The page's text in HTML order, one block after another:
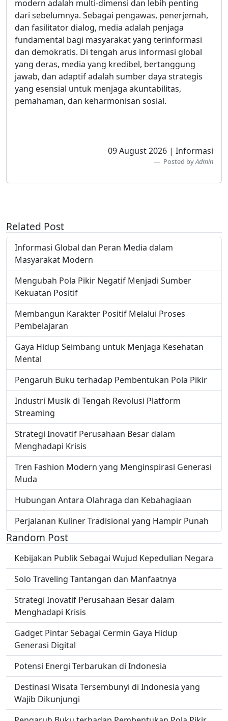
modern adalah multi-dimensi dan lebih penting
dari sebelumnya. Sebagai pengawas, penerjemah,
dan fasilitator dialog, media adalah penjaga
fundamental bagi masyarakat yang terinformasi
dan demokratis. Di tengah arus informasi global
yang deras, media yang kredibel, bertanggung
jawab, dan adaptif adalah sumber daya strategis
yang esensial untuk menjaga akuntabilitas,
pemahaman, dan keharmonisan sosial.
09 August 2026 | Informasi
Posted byAdmin
Related Post
Informasi Global dan Peran Media dalam
Masyarakat Modern
Mengubah Pola Pikir Negatif Menjadi Sumber
Kekuatan Positif
Membangun Karakter Positif Melalui Proses
Pembelajaran
Gaya Hidup Seimbang untuk Menjaga Kesehatan
Mental
Pengaruh Buku terhadap Pembentukan Pola Pikir
Industri Musik di Tengah Revolusi Platform
Streaming
Strategi Inovatif Perusahaan Besar dalam
Menghadapi Krisis
Tren Fashion Modern yang Menginspirasi Generasi
Muda
Hubungan Antara Olahraga dan Kebahagiaan
Perjalanan Kuliner Tradisional yang Hampir Punah
Random Post
Kebijakan Publik Sebagai Wujud Kepedulian Negara
Solo Traveling Tantangan dan Manfaatnya
Strategi Inovatif Perusahaan Besar dalam
Menghadapi Krisis
Gadget Pintar Sebagai Cermin Gaya Hidup
Generasi Digital
Potensi Energi Terbarukan di Indonesia
Destinasi Wisata Tersembunyi di Indonesia yang
Wajib Dikunjungi